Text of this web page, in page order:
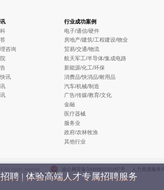
咨询
讯
行业成功案例
电子/通信/硬件
房地产/建筑/工程建设/物业
贸易/交通/物流
航天军工/半导体/集成电路
新能源/化工/环保
消费品/快消品/耐用品
汽车/机械/制造
广告/传媒/教育/文化
金融
医疗器械
服务业
政府/农林牧渔
其他行业
rights reserved
渝公网安备50009802501907号 人力资源服务
聘 | 体验高端人才专属招聘服务